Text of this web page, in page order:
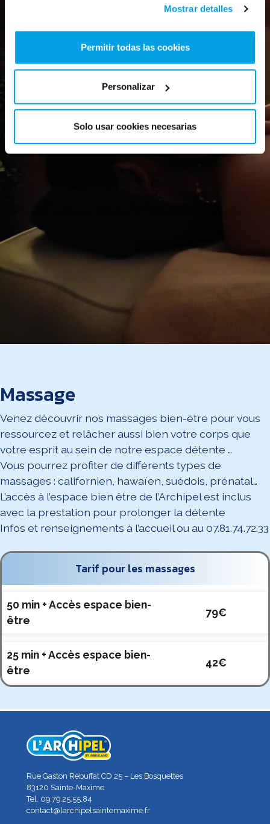
Mostrar detalles
Permitir todas las cookies
Personalizar
Solo usar cookies necesarias
Massage
Venez découvrir nos massages bien-être pour vous
ressourcez et relâcher aussi bien votre corps que
votre esprit au sein de notre espace détente …
Vous pourrez profiter de différents types de
massages : californien, hawaïen, suédois, prénatal…
L’accès à l’espace bien être de l’Archipel est inclus
avec la prestation pour prolonger la détente
Infos et renseignements à l’accueil ou au 07.81.74.72.33
Tarif pour les massages
50 min + Accès espace bien-
être
79€
25 min + Accès espace bien-
être
42€
L'Archipel Sainte Maxime
Rue Gaston Rebuffat CD 25 – Les Bosquettes
83120 Sainte-Maxime
Tel. 09.79.25.55.84
contact@larchipelsaintemaxime.fr